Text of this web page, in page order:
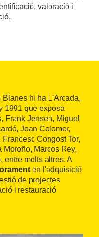
valoració i
Blanes hi ha L'Arcada,
1991 que exposa
Frank Jensen, Miguel
Joan Colomer,
Congost Tor,
Moroño, Marcos Rey,
entre molts altres. A
en l'adquisició
de projectes
i restauració